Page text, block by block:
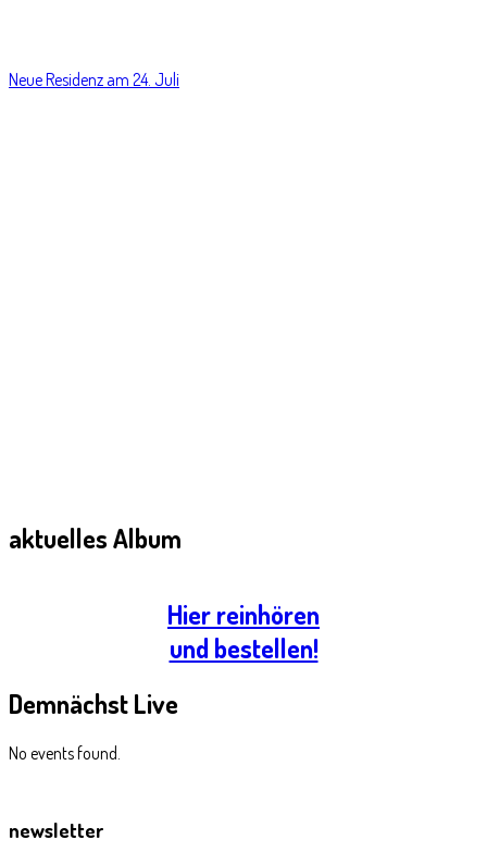
Neue Residenz am 24. Juli
aktuellesAlbum
Hier reinhören
und bestellen!
DemnächstLive
No events found.
newsletter